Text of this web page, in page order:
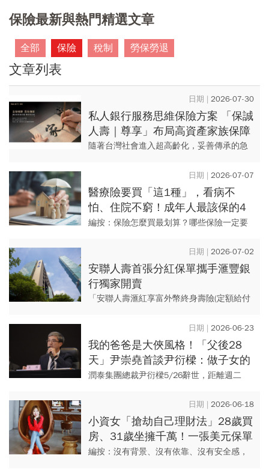
保險最新與熱門精選文章
全部 保險 稅制 勞保勞退
文章列表
2026-07-30
私人銀行服務思維保險方案 「保誠
人壽｜尊享」布局高資產家族保障
藍圖
隨著台灣社會進入超高齡化，妥善傳承的急
化，使得高資產人士面臨日益複雜的挑戰；
儘管高資產人士的數量和財富...
2026-07-07
醫療險要買「這1種」，看病不
怕、住院不窮！成年人最該保的4
種保險：用最低保費鎖住80%風險
編按：保險怎麼買最划算？哪些保險一定要
出，保險並非買越多越安全，反而常看到保
單重複、保額過低或買錯商品...
2026-07-02
安聯人壽首張分紅保單攜手滙豐銀
行獨家開賣
「安聯人壽滙紅享富外幣終身壽險(定額給付
x雙分紅機制x美元收付x繳費6年享終身保障
2026-06-23
我的爸爸是大俠風格！「父後28
天」尹崇堯首談尹衍樑：做子女的
要繼續追隨，親揭未來如何搭檔老
潤泰集團總裁尹衍樑5/26辭世，距離週二
堯首度談及父親留給他的經營哲學與做人風
範，並親自揭開集...
2026-06-18
小資女「搶劫自己理財法」28歲買
房、31歲坐擁千萬！一張美元保單
如何讓她「不小心」多存200萬？
編按：沒有背景、沒有依靠、沒有安全感，